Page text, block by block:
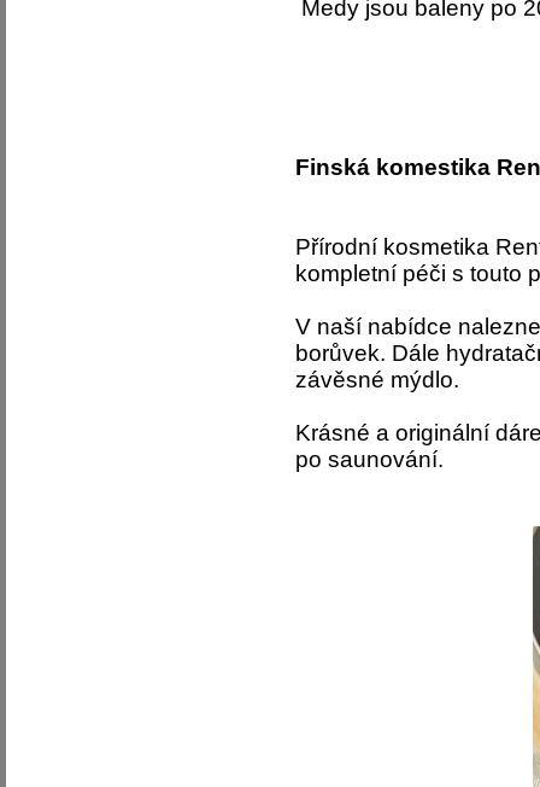
Medy jsou baleny po
Finská komestika
Přírodní kosmetika
kompletní péči s touto
V naší nabídce
borůvek. Dále
závěsné mýdlo.
Krásné a originální
po saunování.